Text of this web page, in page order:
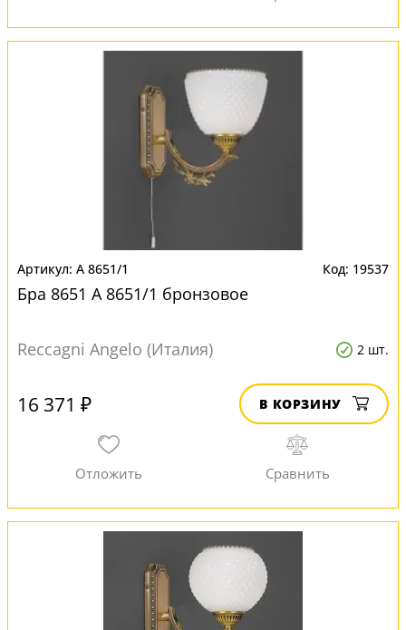
A 8651/1 19537
Бра 8651 A 8651/1 бронзовое
Reccagni Angelo (Италия) 2 шт.
16 371 ₽ В КОРЗИНУ